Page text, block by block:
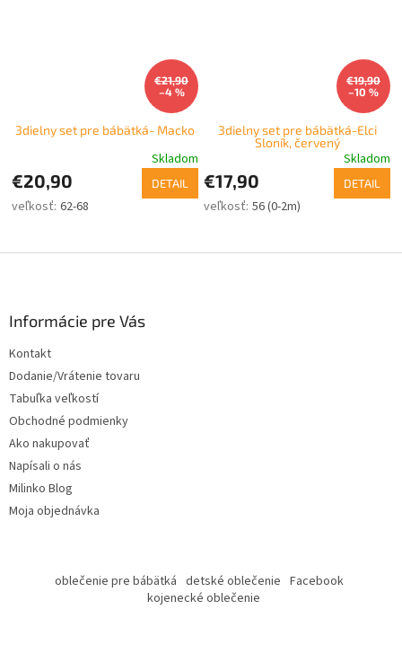
€21,90
–4 %
3dielny set pre bábätká- Macko
Skladom
€20,90 DETAIL
62-68
€19,90
–10 %
3dielny set pre bábätká-Elci
Sloník, červený
Skladom
€17,90 DETAIL
56 (0-2m)
Informácie pre Vás
Kontakt
Dodanie/Vrátenie tovaru
Tabuľka veľkostí
Obchodné podmienky
Ako nakupovať
Napísali o nás
Milinko Blog
Moja objednávka
oblečenie pre bábätká detské oblečenie Facebook
kojenecké oblečenie